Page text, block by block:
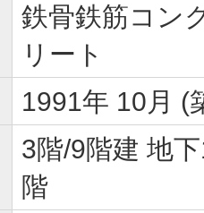
鉄骨鉄筋コン
リート
1991年 10月 (
3階/9階建 地
階